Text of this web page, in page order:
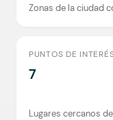
Zonas de la ciudad
PUNTOS DE
7
Lugares cercanos